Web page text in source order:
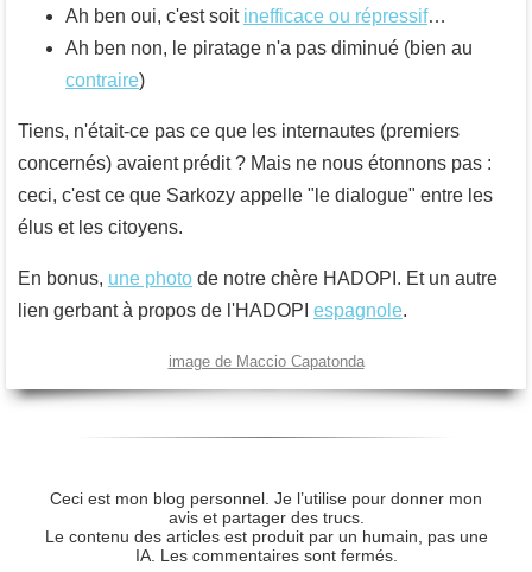
Ah ben oui, c'est soit inefficace ou répressif…
Ah ben non, le piratage n'a pas diminué (bien au
contraire)
Tiens, n'était-ce pas ce que les internautes (premiers
concernés) avaient prédit ? Mais ne nous étonnons pas :
ceci, c'est ce que Sarkozy appelle "le dialogue" entre les
élus et les citoyens.
En bonus, une photo de notre chère HADOPI. Et un autre
lien gerbant à propos de l'HADOPI espagnole.
image de Maccio Capatonda
Ceci est mon blog personnel. Je l’utilise pour donner mon
avis et partager des trucs.
Le contenu des articles est produit par un humain, pas une
IA. Les commentaires sont fermés.